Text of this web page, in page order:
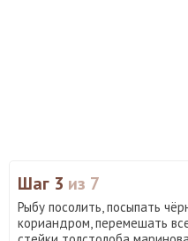
Шаг 3 из 7
Рыбу посолить, посыпать
кориандром, перемешать